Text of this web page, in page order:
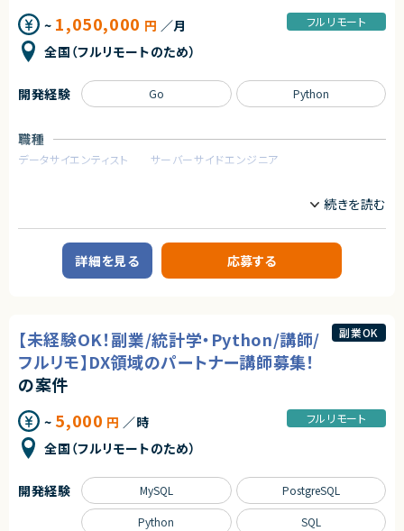
【歓迎条件】
・大規模サービスの開発に携わったことがある
・CTO、テックリードとして開発組織をリードしてきた経験
・Next.jsの実務経験
・Github Actions、CircleCIの実務経験
・MySQL（Spannerも含む）の実務経験
・フロントエンドのテストを書いたことがある
・コストを意識しながらコードを書くことができる
株式会社LASSIC
★大手グループ会社の案件です！
★中長期で参画いただける案件です！
★弊社から20名以上参画中の企業様になります！※事業部は異なります
★横新規開発の立ち上げや横断的にプロジェクトを見ることができます。
エージェントから
★フルリモート稼働可能！
★複数案件があるため、フルスタックエンジニアとしてのご経験の幅を広げ
★プロフェッショナルな方たちとお客様の事業成長を０→１でご支援できる
やりがいのあるポジションです。
まずはサポート役として参画し、業務に慣れてきたらメイン講師としてご登
壇いただきます。
研修は基本的に法人のお客様に向けて実施しております。
・稼働日数：シフト制/毎月変動有
※本業に合わせて柔軟に調整が可能
※現在ご参画されている講師の方々は月1~4回程度のご登壇をされており
・稼働時間帯：平日日中（9:30~17:30）
※講座のほとんどが自宅からのオンライン形式のため、リモートワークが基
本です。
- 受講者からの質問の対応や、トラブルが発生した受講生に対してサポート
- グループワークなどを行う際に、進捗の確認や技術的なアドバイスを行い
②研修の登壇業務
【ご参画後の流れ】
オンボーディング＞アセスメントテスト複数回＞メイン稼働開始（3~6か月程
度）
【お願いする講座】※最低一つはご登壇を目指していただきます。
・DX ビジネス企画立案コース
・DX プロジェクトマネジメントコース
・データサイエンス活用コース
・ディープラーニングハンズオン
・データサイエンス実践コース
・機械学習実践コース
・データエンジニアリング入門コース
・SQL 入門コース
~ 1,050,000 円 ／月
全国（フルリモートのため）
フルリモート
職種
データサイエンティスト サーバーサイドエンジニア
テクノロジーを活用し、法務業務の効率化・自動化を推進するリーガルテッ
【業務内容】
生成AIや大規模言語モデルの応用に関する開発及び運用
・生成AIや大規模言語モデル以外の数理最適化手法を用いたリーガルテック
プロダクトの新規機能に関する企画提案
・既存プロダクトAIの保守運用および改善
【必須スキル】
・AIを活用してWebアプリケーションを開発した経験
・自然言語処理を使用したモデル開発などの業務経験
・Rust、C#、Java、Goなどの静的型付け言語の経験
・Gitを用いたチーム開発経験
【歓迎スキル】
開発経験 Go Python
詳細を見る 応募する
【未経験OK！副業/統計学・Python/講師/
フルリモ】DX領域のパートナー講師募集！
の案件
~ 5,000 円 ／時
全国（フルリモートのため）
フルリモート
副業OK
開発経験 MySQL PostgreSQL
Python SQL